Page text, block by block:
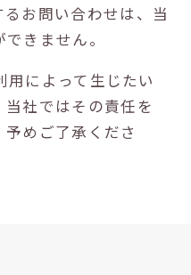
お問い合わせは、当
きません。
用によって生じたい
社ではその責任を
めご了承くださ